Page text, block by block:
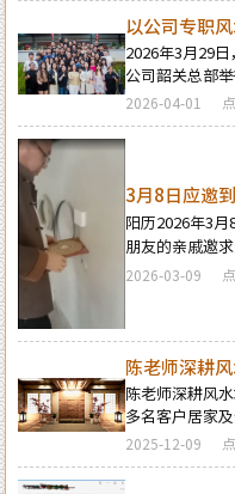
息，就一个字：
以公司专职
技公司》成
2026年3月29
公司韶关总部
董事长御用风
动…
2026-04-01
3月8日应邀
住房风水
阳历2026年3
朋友的亲戚邀
二厅毛坏房进
2026-03-09
陈老师深耕
陈老师深耕风
多名客户居家
房布局等商业
权威风水专家
2025-12-09